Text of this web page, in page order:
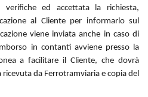
ed accettata la richiesta,
al Cliente per informarlo sul
viene inviata anche in caso di
in contanti avviene presso la
a facilitare il Cliente, che dovrà
da Ferrotramviaria e copia del